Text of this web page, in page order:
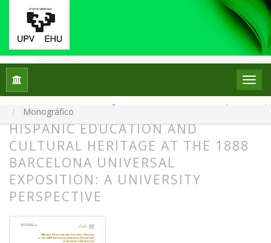
Inicio
Núm. 34 (2025): Monográfico: La escuela en el escaparate: el
Monográfico
HISPANIC EDUCATION AND
CULTURAL HERITAGE AT THE 1888
BARCELONA UNIVERSAL
EXPOSITION: A UNIVERSITY
PERSPECTIVE